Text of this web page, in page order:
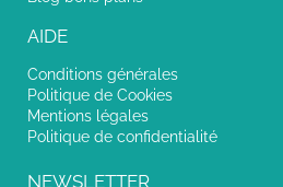
AIDE
Conditions générales
Politique de Cookies
Mentions légales
Politique de confidentialité
NEWSLETTER